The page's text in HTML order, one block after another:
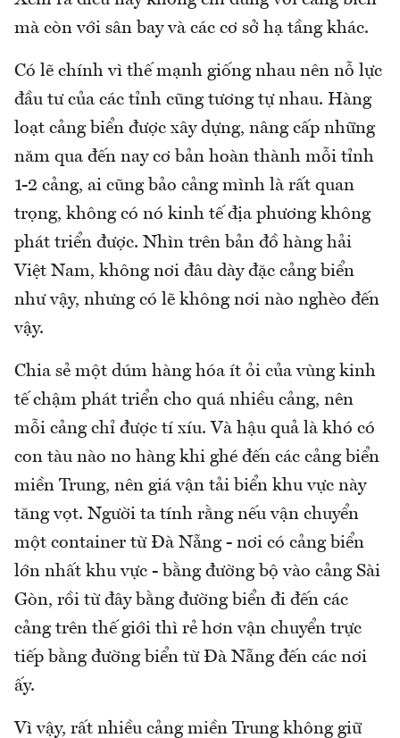
mà còn với sân bay và các cơ sở hạ tầng khác.
Có lẽ chính vì thế mạnh giống nhau nên nỗ lực
đầu tư của các tỉnh cũng tương tự nhau. Hàng
loạt cảng biển được xây dựng, nâng cấp những
năm qua đến nay cơ bản hoàn thành mỗi tỉnh
1-2 cảng, ai cũng bảo cảng mình là rất quan
trọng, không có nó kinh tế địa phương không
phát triển được. Nhìn trên bản đồ hàng hải
Việt Nam, không nơi đâu dày đặc cảng biển
như vậy, nhưng có lẽ không nơi nào nghèo đến
vậy.
Chia sẻ một dúm hàng hóa ít ỏi của vùng kinh
tế chậm phát triển cho quá nhiều cảng, nên
mỗi cảng chỉ được tí xíu. Và hậu quả là khó có
con tàu nào no hàng khi ghé đến các cảng biển
miền Trung, nên giá vận tải biển khu vực này
tăng vọt. Người ta tính rằng nếu vận chuyển
một container từ Đà Nẵng - nơi có cảng biển
lớn nhất khu vực - bằng đường bộ vào cảng Sài
Gòn, rồi từ đây bằng đường biển đi đến các
cảng trên thế giới thì rẻ hơn vận chuyển trực
tiếp bằng đường biển từ Đà Nẵng đến các nơi
ấy.
Vì vậy, rất nhiều cảng miền Trung không giữ